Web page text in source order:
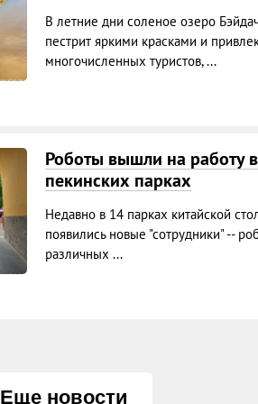
В летние дни соленое озеро
пестрит яркими красками и
многочисленных туристов, ...
Роботы вышли на работу в
пекинских парках
Недавно в 14 парках китайской
появились новые "сотрудники" --
различных ...
Еще новости